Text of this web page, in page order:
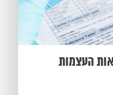
העצמות